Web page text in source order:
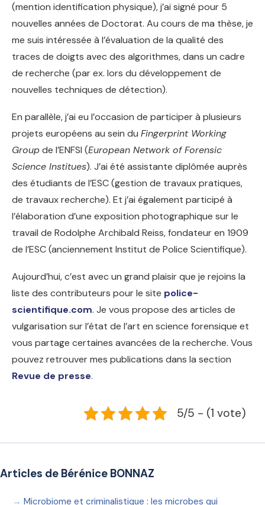
(mention identification physique), j’ai signé pour 5
nouvelles années de Doctorat. Au cours de ma thèse, je
me suis intéressée à l’évaluation de la qualité des
traces de doigts avec des algorithmes, dans un cadre
de recherche (par ex. lors du développement de
nouvelles techniques de détection).
En parallèle, j’ai eu l’occasion de participer à plusieurs
projets européens au sein du Fingerprint Working
Groupde l’ENFSI (European Network of Forensic
Science Institues). J’ai été assistante diplômée auprès
des étudiants de l’ESC (gestion de travaux pratiques,
de travaux recherche). Et j’ai également participé à
l’élaboration d’une exposition photographique sur le
travail de Rodolphe Archibald Reiss, fondateur en 1909
de l’ESC (anciennement Institut de Police Scientifique).
Aujourd’hui, c’est avec un grand plaisir que je rejoins la
liste des contributeurs pour le site police-
scientifique.com. Je vous propose des articles de
vulgarisation sur l’état de l’art en science forensique et
vous partage certaines avancées de la recherche. Vous
pouvez retrouver mes publications dans la section
Revue de presse.
5/5 - (1 vote)
Articles de Bérénice BONNAZ
Microbiome et criminalistique : les microbes qui